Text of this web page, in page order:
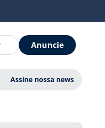
Anuncie
Assine nossa news